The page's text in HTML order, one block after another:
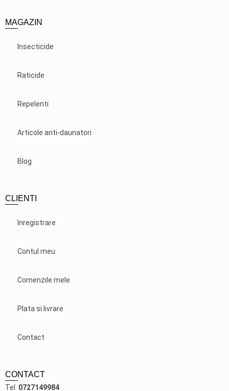
MAGAZIN
Insecticide
Raticide
Repelenti
Articole anti-daunatori
Blog
CLIENTI
Inregistrare
Contul meu
Comenzile mele
Plata si livrare
Contact
CONTACT
Tel. 0727149984